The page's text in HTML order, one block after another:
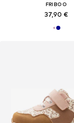
FRIBOO
37,90 €